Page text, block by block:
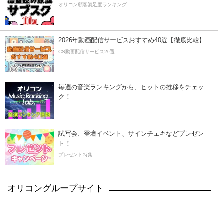
オリコン顧客満足度ランキング
2026年動画配信サービスおすすめ40選【徹底比較】
CS動画配信サービス20選
毎週の音楽ランキングから、ヒットの推移をチェッ
ク！
試写会、登壇イベント、サインチェキなどプレゼン
ト！
プレゼント特集
オリコングループサイト